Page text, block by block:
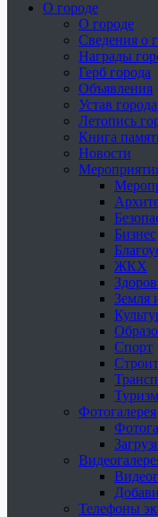
О городе
О городе
Сведения о
Награды
Герб города
Объявления
Устав города
Летопись
Книга
Новости
Бизнес
ЖКХ
Земля
Спорт
Туризм
Фотогалерея
Телефоны